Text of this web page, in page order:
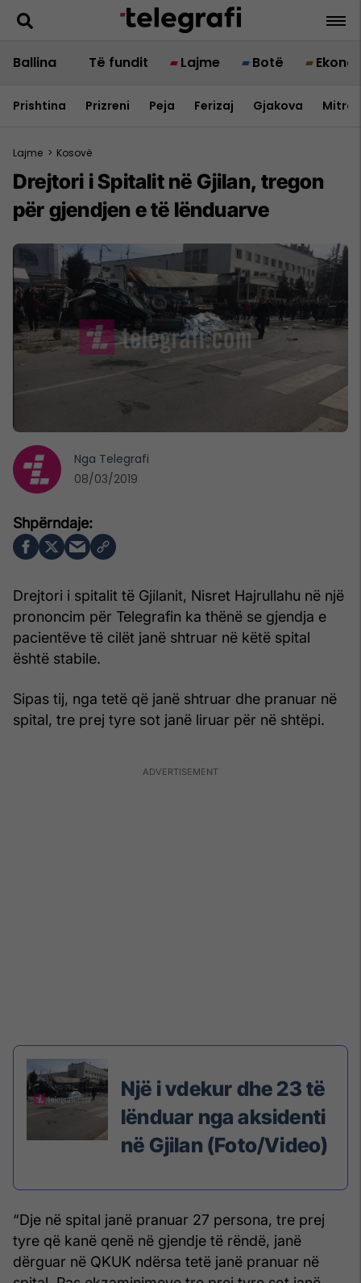
Ballina Të fundit Lajme Botë
Prishtina Prizreni Peja Ferizaj Gjakova
Lajme > Kosovë
Drejtori i Spitalit në Gjilan, tregon
për gjendjen e të lënduarve
Drejtori i spitalit të Gjilanit, Nisret Hajrullahu në një
prononcim për Telegrafin ka thënë se gjendja e
pacientëve të cilët janë shtruar në këtë spital
është stabile.
Sipas tij, nga tetë që janë shtruar dhe pranuar në
spital, tre prej tyre sot janë liruar për në shtëpi.
Një i vdekur dhe 23 të
lënduar nga aksidenti
në Gjilan (Foto/Video)
“Dje në spital janë pranuar 27 persona, tre prej
tyre që kanë qenë në gjendje të rëndë, janë
dërguar në QKUK ndërsa tetë janë pranuar në
Nga Telegrafi
08/03/2019